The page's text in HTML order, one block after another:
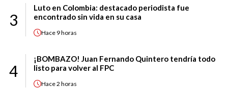
3
Luto en Colombia: destacado periodista fue
encontrado sin vida en su casa
Hace 9 horas
4
¡BOMBAZO! Juan Fernando Quintero tendría todo
listo para volver al FPC
Hace2 horas